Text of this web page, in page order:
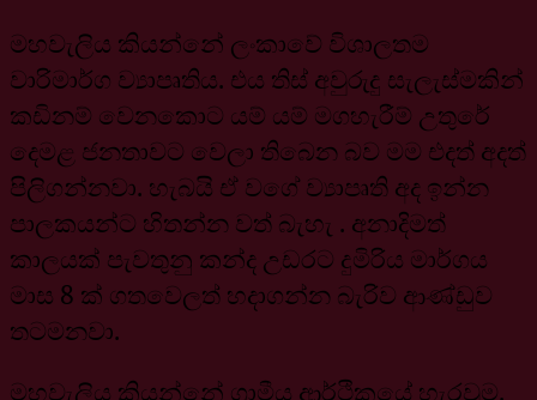
මහවැලිය කියන්නේ ලංකාවේ විශාලතම
වාරිමාර්ග ව්‍යාපෘතිය. එය තිස් අවුරුදු සැලැස්මකින්
කඩිනම් වෙනකොට යම් යම් මගහැරීම් උතුරේ
දෙමළ ජනතාවට වෙලා තිබෙන බව මම එදත් අදත්
පිලිගන්නවා. හැබයි ඒ වගේ ව්‍යාපෘති අද ඉන්න
පාලකයන්ට හිතන්න වත් බැහැ . අනාදිමත්
කාලයක් පැවතුනු කන්ද උඩරට දුමිරිය මාර්ගය
මාස 8 ක් ගතවෙලත් හදාගන්න බැරිව ආණ්ඩුව
තටමනවා.
මහවැලිය කියන්නේ ග්‍රාමීය ආර්ථිකයේ හැරවුම.